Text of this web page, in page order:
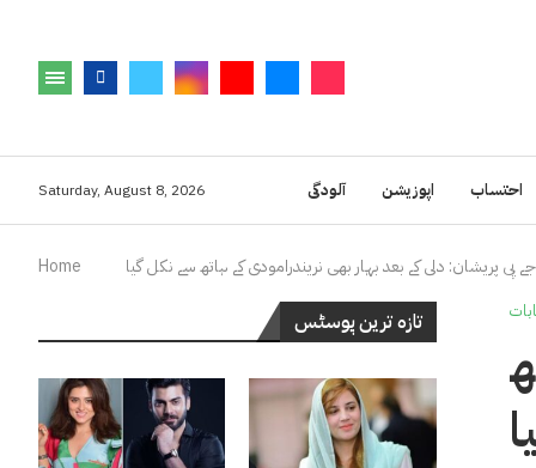
Saturday, August 8, 2026 آلودگی اپوزیشن احتساب
Home پی پریشان: دلی کے بعد بہار بھی نریندرامودی کے ہاتھ سے نکل گیا
تازہ ترین پوسٹس